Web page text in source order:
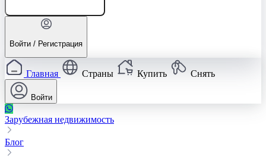
Войти / Регистрация
Главная Страны Купить Снять
Войти
Зарубежная недвижимость
Блог